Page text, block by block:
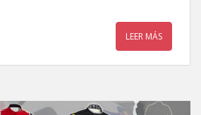
LEER MÁS